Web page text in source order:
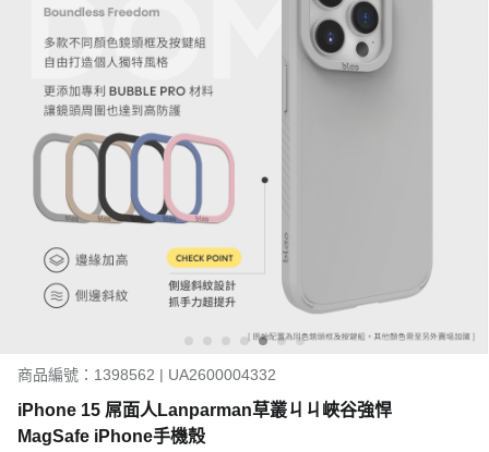
商品編號：1398562 | UA2600004332
iPhone 15 屌面人Lanparman草叢ㄐㄐ峽谷強悍
MagSafe iPhone手機殼